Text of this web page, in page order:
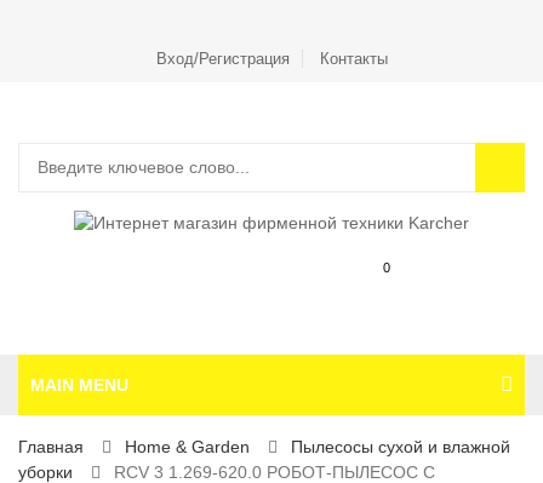
Вход/Регистрация Контакты
0
MAIN MENU
Главная Home & Garden
Пылесосы сухой и влажной
уборки
RCV 3 1.269-620.0 РОБОТ-ПЫЛЕСОС С